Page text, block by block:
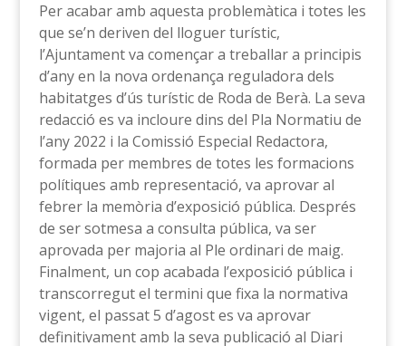
Per acabar amb aquesta problemàtica i totes les
que se’n deriven del lloguer turístic,
l’Ajuntament va començar a treballar a principis
d’any en la nova ordenança reguladora dels
habitatges d’ús turístic de Roda de Berà. La seva
redacció es va incloure dins del Pla Normatiu de
l’any 2022 i la Comissió Especial Redactora,
formada per membres de totes les formacions
polítiques amb representació, va aprovar al
febrer la memòria d’exposició pública. Després
de ser sotmesa a consulta pública, va ser
aprovada per majoria al Ple ordinari de maig.
Finalment, un cop acabada l’exposició pública i
transcorregut el termini que fixa la normativa
vigent, el passat 5 d’agost es va aprovar
definitivament amb la seva publicació al Diari